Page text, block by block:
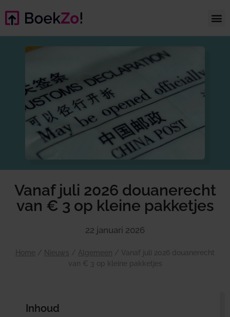
Vanaf juli 2026 douanerecht
van € 3 op kleine pakketjes
22 januari 2026
Home / Nieuws / Algemeen / Vanaf juli 2026 douanerecht
van € 3 op kleine pakketjes
Inhoud